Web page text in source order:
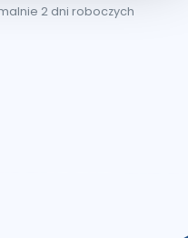
2 dni roboczych